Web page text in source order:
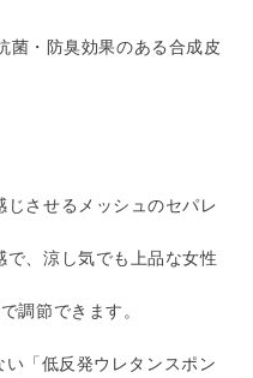
・防臭効果のある合成皮
させるメッシュのセパレ
で、涼し気でも上品な女性
調節できます。
「低反発ウレタンスポン